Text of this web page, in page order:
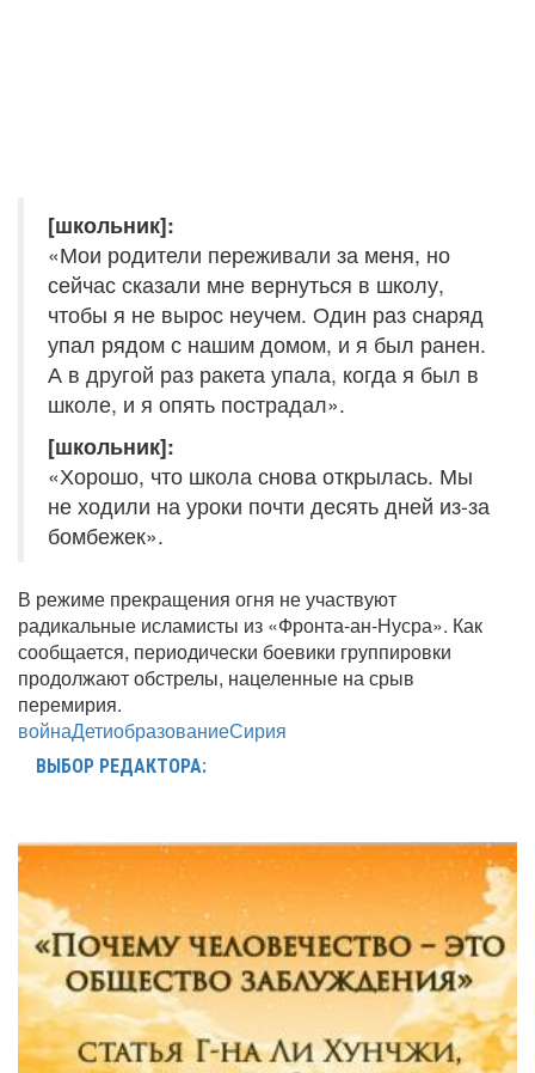
[школьник]:
«Мои родители переживали за меня, но
сейчас сказали мне вернуться в школу,
чтобы я не вырос неучем. Один раз снаряд
упал рядом с нашим домом, и я был ранен.
А в другой раз ракета упала, когда я был в
школе, и я опять пострадал».
[школьник]:
«Хорошо, что школа снова открылась. Мы
не ходили на уроки почти десять дней из-за
бомбежек».
В режиме прекращения огня не участвуют
радикальные исламисты из «Фронта-ан-Нусра». Как
сообщается, периодически боевики группировки
продолжают обстрелы, нацеленные на срыв
перемирия.
войнаДетиобразованиеСирия
ВЫБОР РЕДАКТОРА: